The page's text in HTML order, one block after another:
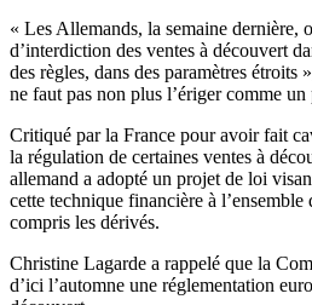
« Les Allemands, la semaine dernière,
d’interdiction des ventes à découvert
des règles, dans des paramètres
ne faut pas non plus l’ériger comme
Critiqué par la France pour avoir fait
la régulation de certaines ventes à
allemand a adopté un projet de loi
cette technique financière à l’ensemble
compris les dérivés.
Christine Lagarde a rappelé que la
d’ici l’automne une réglementation